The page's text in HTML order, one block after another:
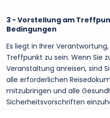
3 - Vorstellung am
Bedingungen
Es liegt in Ihrer
Treffpunkt zu sein. Wenn Sie
Veranstaltung anreisen, sind
alle erforderlichen
mitzubringen und alle
Sicherheitsvorschriften